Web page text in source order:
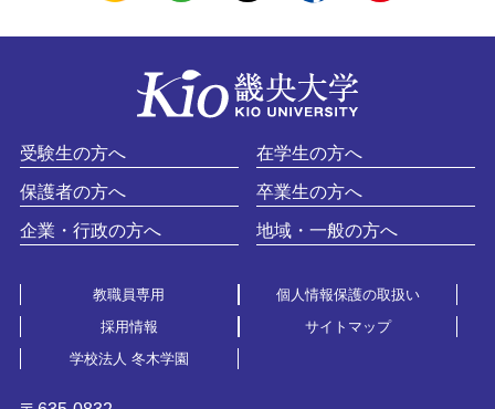
受験生の方へ 在学生の方へ
保護者の方へ 卒業生の方へ
企業・行政の方へ 地域・一般の方へ
教職員専用
個人情報保護の取扱い
採用情報
サイトマップ
学校法人 冬木学園